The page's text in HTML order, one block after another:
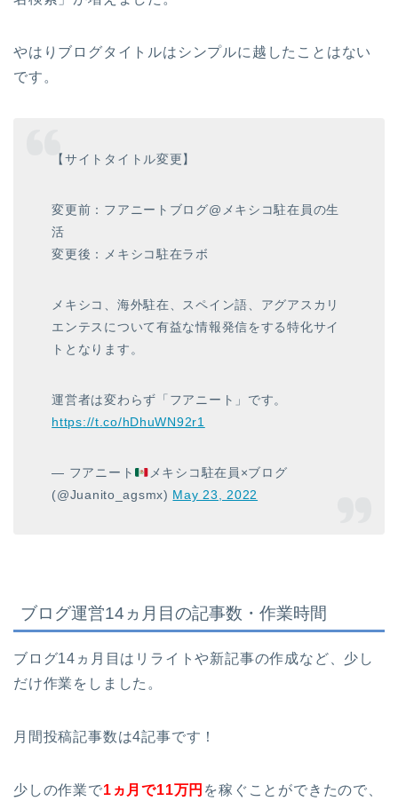
やはりブログタイトルはシンプルに越したことはない
です。
【サイトタイトル変更】
変更前：フアニートブログ@メキシコ駐在員の生
活
変更後：メキシコ駐在ラボ
メキシコ、海外駐在、スペイン語、アグアスカリ
エンテスについて有益な情報発信をする特化サイ
トとなります。
運営者は変わらず「フアニート」です。
https://t.co/hDhuWN92r1
— フアニート
メキシコ駐在員×ブログ
(@Juanito_agsmx) May 23, 2022
ブログ運営14ヵ月目の記事数・作業時間
ブログ14ヵ月目はリライトや新記事の作成など、少し
だけ作業をしました。
月間投稿記事数は4記事です！
少しの作業で1ヵ月で11万円 を稼ぐことができたので、